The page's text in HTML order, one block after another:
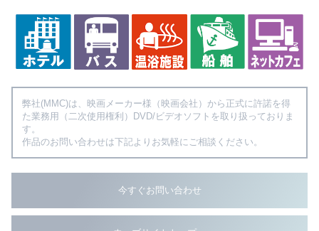
弊社(MMC)は、映画メーカー様（映画会社）から正式に許諾を得
た業務用（二次使用権利）DVD/ビデオソフトを取り扱っておりま
す。
作品のお問い合わせは下記よりお気軽にご相談ください。
今すぐお問い合わせ